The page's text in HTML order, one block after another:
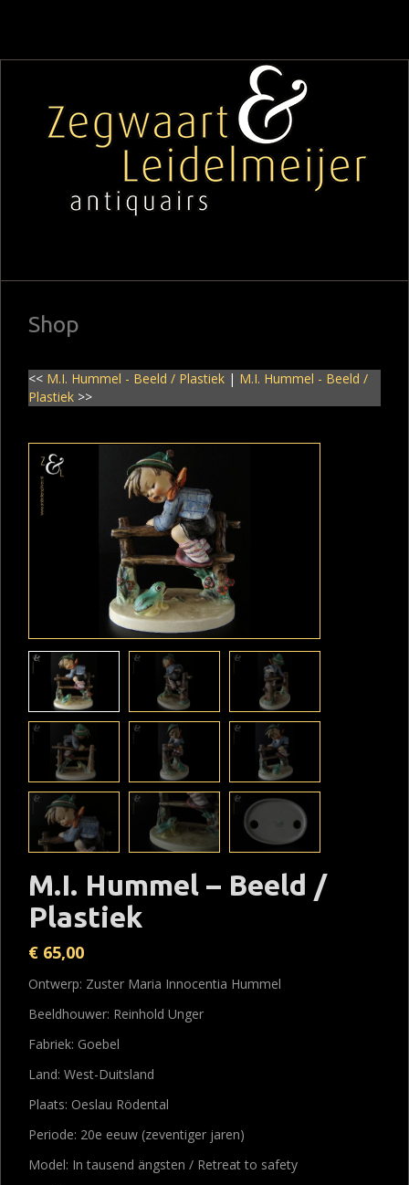
Shop
<< M.I. Hummel - Beeld / Plastiek | M.I. Hummel - Beeld /
Plastiek >>
M.I. Hummel – Beeld /
Plastiek
€ 65,00
Ontwerp: Zuster Maria Innocentia Hummel
Beeldhouwer: Reinhold Unger
Fabriek: Goebel
Land: West-Duitsland
Plaats: Oeslau Rödental
Periode: 20e eeuw (zeventiger jaren)
Model: In tausend ängsten / Retreat to safety